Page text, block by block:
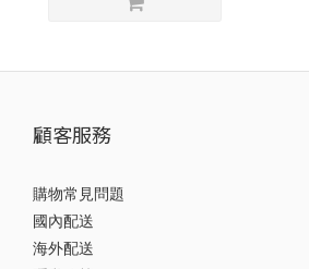
顧客服務
購物常見問題
國內配送
海外配送